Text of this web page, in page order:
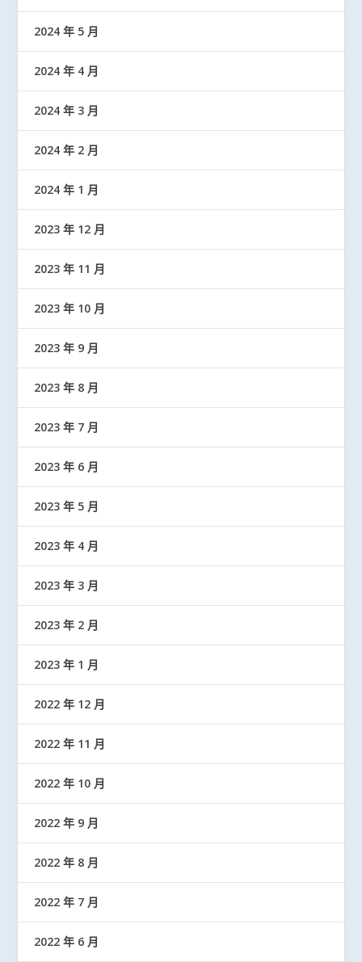
2024 年 5 月
2024 年 4 月
2024 年 3 月
2024 年 2 月
2024 年 1 月
2023 年 12 月
2023 年 11 月
2023 年 10 月
2023 年 9 月
2023 年 8 月
2023 年 7 月
2023 年 6 月
2023 年 5 月
2023 年 4 月
2023 年 3 月
2023 年 2 月
2023 年 1 月
2022 年 12 月
2022 年 11 月
2022 年 10 月
2022 年 9 月
2022 年 8 月
2022 年 7 月
2022 年 6 月